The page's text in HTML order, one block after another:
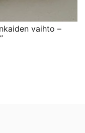
vaihto –